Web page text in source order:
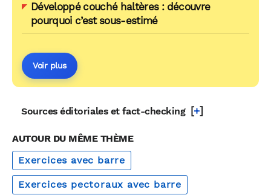
Développé couché haltères : découvre
pourquoi c’est sous-estimé
Voir plus
Sources éditoriales et fact-checking [+]
AUTOUR DU MÊME THÈME
Exercices avec barre
Exercices pectoraux avec barre